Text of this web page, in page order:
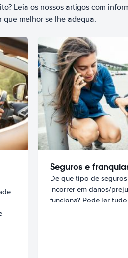
Leia os nossos artigos com
melhor se lhe adequa.
Seguros e
De que tipo de
incorrer em danos/
funciona? Pode ler